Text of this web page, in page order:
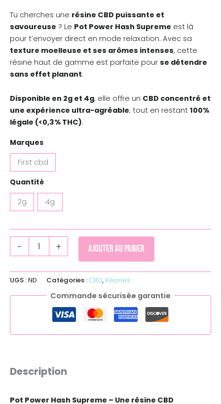
Tu cherches une résine CBD puissante et
savoureuse ? Le Pot Power Hash Supreme est là
pour t’envoyer direct en mode relaxation. Avec sa
texture moelleuse et ses arômes intenses, cette
résine haut de gamme est parfaite pour se détendre
sans effet planant.
Disponible en 2g et 4g, elle offre un CBD concentré et
une expérience ultra-agréable, tout en restant 100%
légale (<0,3% THC).
Marques
First cbd
Quantité
2g 4g
- + Ajouter au panier
UGS :ND Catégories : CBD, Résines
Commande sécurisée garantie
Description
Pot Power Hash Supreme – Une résine CBD